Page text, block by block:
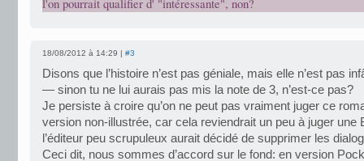
l'on pourrait qualifier d' "intéressante", non?
18/08/2012 à 14:29 | #3
Disons que l’histoire n’est pas géniale, mais elle n’est pas
— sinon tu ne lui aurais pas mis la note de 3, n’est-ce pas?
Je persiste à croire qu’on ne peut pas vraiment juger ce
version non-illustrée, car cela reviendrait un peu à juger une
l’éditeur peu scrupuleux aurait décidé de supprimer les
Ceci dit, nous sommes d’accord sur le fond: en version